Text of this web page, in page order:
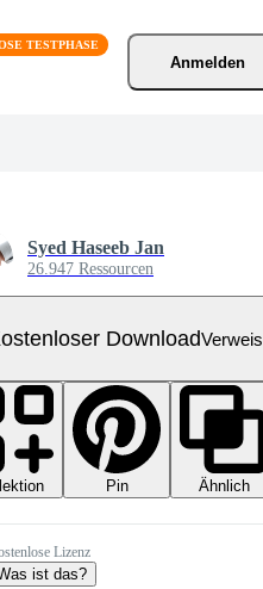
Anmelden
Syed Haseeb Jan
26.947 Ressourcen
DownloadVerweis
Pin
Ähnlich
Lizenz
ist das?